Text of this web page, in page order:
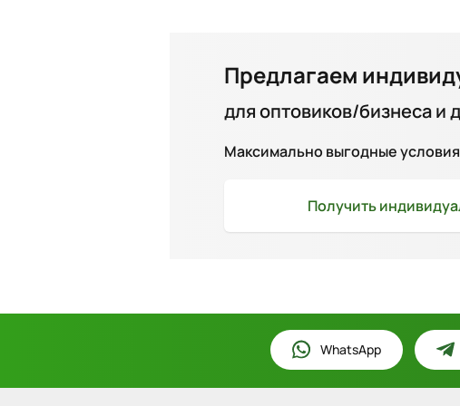
Предлагаем
для оптовиков/бизнеса и
Максимально выгодные
Получить
WhatsApp